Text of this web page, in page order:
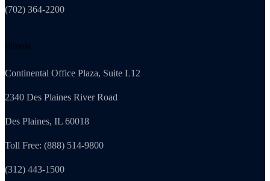
(702) 364-2200
Illinois
Continental Office Plaza, Suite L12
2340 Des Plaines River Road
Des Plaines, IL 60018
Toll Free: (888) 514-9800
(312) 443-1500